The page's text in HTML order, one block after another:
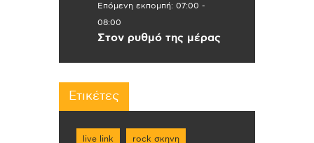
Επόμενη εκπομπή: 07:00 -
08:00
Στον ρυθμό της μέρας
Ετικέτες
live link rock σκηνη